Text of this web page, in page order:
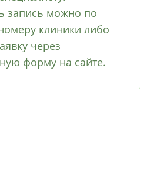
запись можно по
клиники либо
через
форму на сайте.